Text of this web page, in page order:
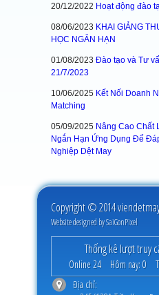
20/12/2022 Hoạt động đào
08/06/2023 KHAI GIẢNG
HỌC NGẮN HẠN
01/08/2023 Đào tạo và Tư
21/7/2023
10/06/2025 Kết Nối Doanh
Matching
05/09/2025 Nâng Cao Chất
Ngắn Hạn Ứng Dụng Để
Nghiệp Dệt May
Copyright © 2014
Website designed bySaiGonPixel
Thống kê lượt truy
Online24 Hôm nay:0
Địa chỉ: